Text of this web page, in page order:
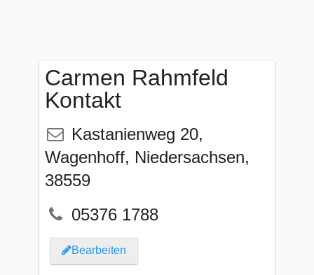
Carmen Rahmfeld
Kontakt
Kastanienweg 20,
Wagenhoff, Niedersachsen,
38559
05376 1788
Bearbeiten